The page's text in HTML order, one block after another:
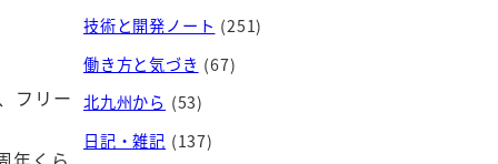
フリー
技術と開発ノート (251)
働き方と気づき (67)
北九州から (53)
日記・雑記 (137)